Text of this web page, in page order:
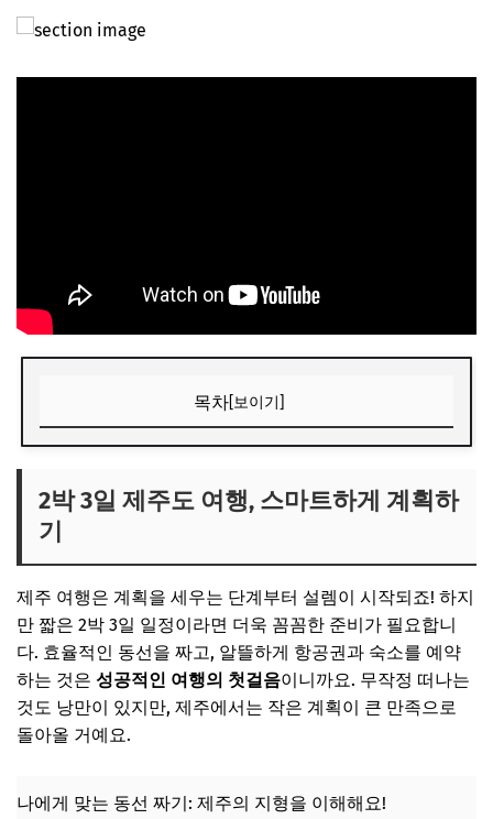
목차[보이기]
나에게 맞는 동선 짜기: 제주의 지형을 이해해요!
렌터카 vs 대중교통, 나에게 맞는 선택은?
📌 지금 뜨는 꿀정보! 놓치지 마세요
추가할인 코드 WRVE6
테마별 제주 알뜰 여행 코스 추천
힐링이 필요하다면: 자연 경관 위주 힐링 코스
2박 3일 제주도 여행, 스마트하게 계획하
기
제주 여행은 계획을 세우는 단계부터 설렘이 시작되죠! 하지
만 짧은 2박 3일 일정이라면 더욱 꼼꼼한 준비가 필요합니
다. 효율적인 동선을 짜고, 알뜰하게 항공권과 숙소를 예약
하는 것은 성공적인 여행의 첫걸음이니까요. 무작정 떠나는
것도 낭만이 있지만, 제주에서는 작은 계획이 큰 만족으로
돌아올 거예요.
나에게 맞는 동선 짜기: 제주의 지형을 이해해요!